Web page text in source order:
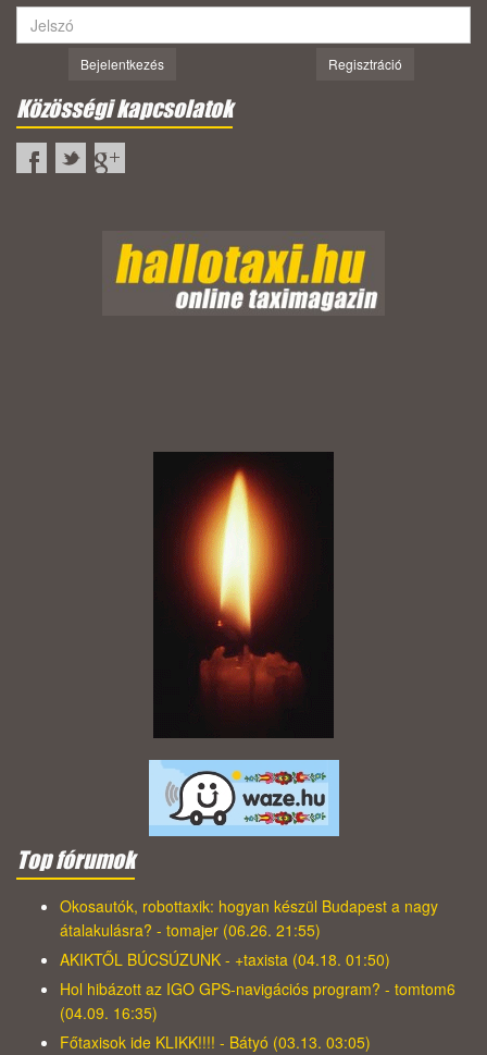
Bejelentkezés Regisztráció
Közösségi kapcsolatok
Top fórumok
Okosautók, robottaxik: hogyan készül Budapest a nagy
átalakulásra? - tomajer (06.26. 21:55)
AKIKTŐL BÚCSÚZUNK - +taxista (04.18. 01:50)
Hol hibázott az IGO GPS-navigációs program? - tomtom6
(04.09. 16:35)
Főtaxisok ide KLIKK!!!! - Bátyó (03.13. 03:05)